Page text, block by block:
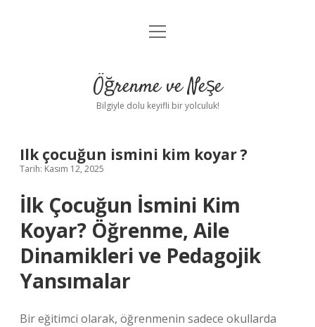
Anasayfa
Yasal Uyarı
menüyü
Öğrenme ve Neşe
Bilgiyle dolu keyifli bir yolculuk!
Ilk çocuğun ismini kim koyar ?
Tarih: Kasım 12, 2025
İlk Çocuğun İsmini Kim
Koyar? Öğrenme, Aile
Dinamikleri ve Pedagojik
Yansımalar
Bir eğitimci olarak, öğrenmenin sadece okullarda